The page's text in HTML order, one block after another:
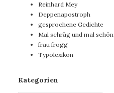
Reinhard Mey
Deppenapostroph
gesprochene Gedichte
Mal schräg und mal schön
frau frogg
Typolexikon
Kategorien